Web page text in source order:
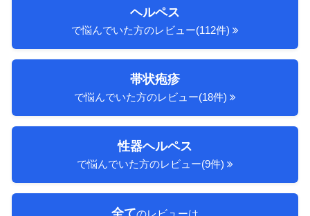
ヘルペス
で悩んでいた方のレビュー(112件)
帯状疱疹
で悩んでいた方のレビュー(18件)
性器ヘルペス
で悩んでいた方のレビュー(9件)